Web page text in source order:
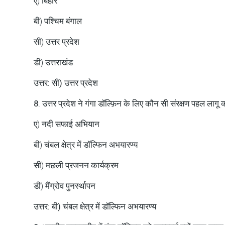
बी) पश्चिम बंगाल
सी) उत्तर प्रदेश
डी) उत्तराखंड
उत्तर: सी) उत्तर प्रदेश
8. उत्तर प्रदेश ने गंगा डॉल्फ़िन के लिए कौन सी संरक्षण पहल लागू
ए) नदी सफाई अभियान
बी) चंबल क्षेत्र में डॉल्फिन अभयारण्य
सी) मछली प्रजनन कार्यक्रम
डी) मैंग्रोव पुनर्स्थापन
उत्तर: बी) चंबल क्षेत्र में डॉल्फिन अभयारण्य